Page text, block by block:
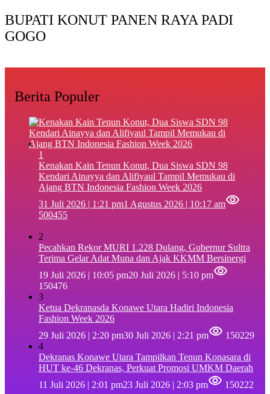
BUPATI KONUT PANEN RAYA PADI
GOGO
Berita Populer
1
‎Kenakan Kain Tenun Konut, Dua Siswa SDN 98
Kendari Ainayya dan Alifiyaul Tampil Memukau di
Ajang BTN Indonesia Fashion Week 2026
31 Juli 2026 | 1:21 pm1 Agustus 2026 | 10:17 am
500455
2
Pecahkan Rekor MURI 1.228 Dulang, Gubernur Sultra
Terima Gelar Adat Muna dan Ajak KKMM Bersinergi
19 Juli 2026 | 10:05 pm20 Juli 2026 | 5:10 pm
150476
3
Ketua Dekranasda Konawe Utara Hadiri Indonesia
Fashion Week 2026
29 Juli 2026 | 2:20 pm30 Juli 2026 | 2:21 pm
150229
4
Dekranas Konawe Utara Tampilkan Tenun Konasara di
HUT ke-46 Dekranas, Perkuat Promosi UMKM Daerah
11 Juli 2026 | 2:01 pm23 Juli 2026 | 2:03 pm 150222